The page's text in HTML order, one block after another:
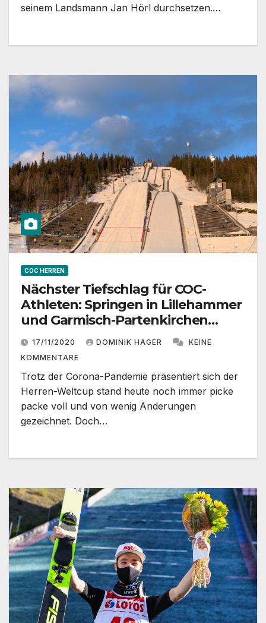
seinem Landsmann Jan Hörl durchsetzen.…
COC HERREN
Nächster Tiefschlag für COC-
Athleten: Springen in Lillehammer
und Garmisch-Partenkirchen
abgesagt
17/11/2020 DOMINIK HAGER
KEINE
KOMMENTARE
Trotz der Corona-Pandemie präsentiert sich der
Herren-Weltcup stand heute noch immer picke
packe voll und von wenig Änderungen
gezeichnet. Doch…